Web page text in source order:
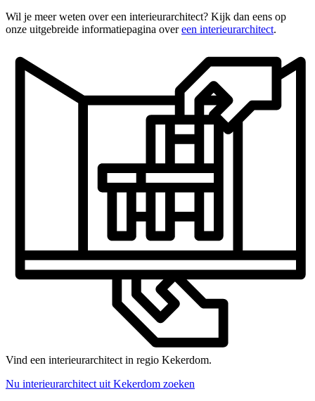
Wil je meer weten over een interieurarchitect? Kijk dan eens op
onze uitgebreide informatiepagina overeen interieurarchitect.
Vind een interieurarchitect in regio Kekerdom.
Nu interieurarchitect uit Kekerdom zoeken